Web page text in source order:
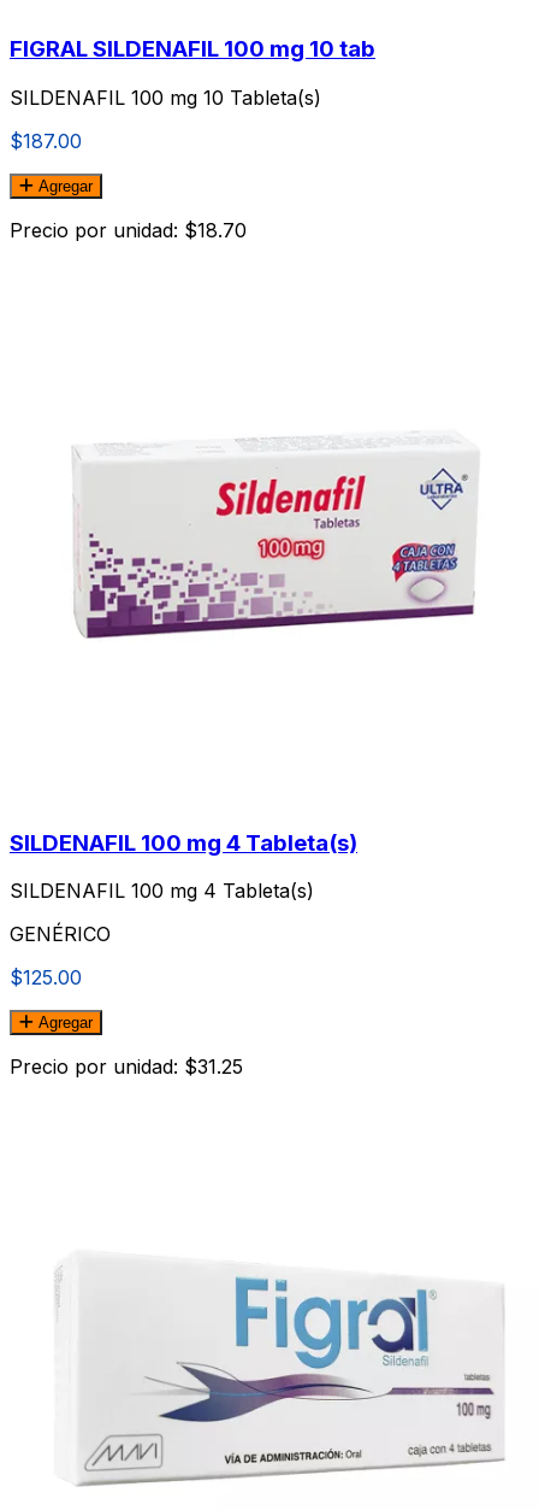
FIGRAL SILDENAFIL 100 mg 10 tab
SILDENAFIL 100 mg 10 Tableta(s)
$187.00
Agregar
Precio por unidad: $18.70
SILDENAFIL 100 mg 4 Tableta(s)
SILDENAFIL 100 mg 4 Tableta(s)
GENÉRICO
$125.00
Agregar
Precio por unidad: $31.25